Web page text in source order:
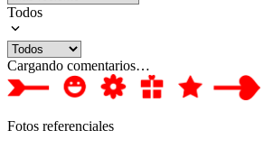
Todos
Cargando comentarios…
Fotos referenciales